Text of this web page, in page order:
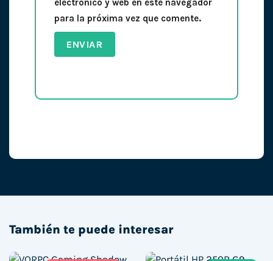
electrónico y web en este navegador
para la próxima vez que comente.
También te puede interesar